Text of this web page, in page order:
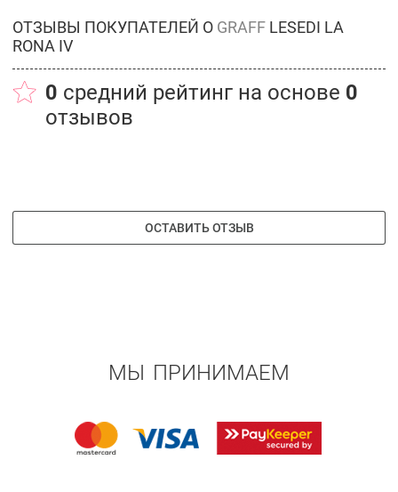
ОТЗЫВЫ ПОКУПАТЕЛЕЙ О GRAFF LESEDI LA
RONA IV
0 средний рейтинг на основе 0
отзывов
ОСТАВИТЬ ОТЗЫВ
МЫ ПРИНИМАЕМ